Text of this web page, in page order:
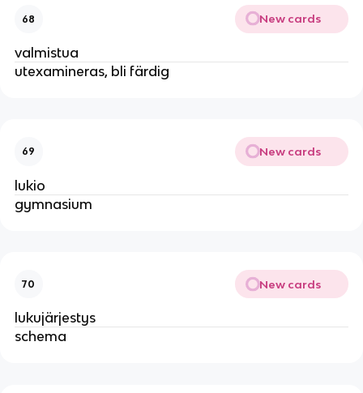
68 New cards
valmistua
utexamineras, bli färdig
69 New cards
lukio
gymnasium
70 New cards
lukujärjestys
schema